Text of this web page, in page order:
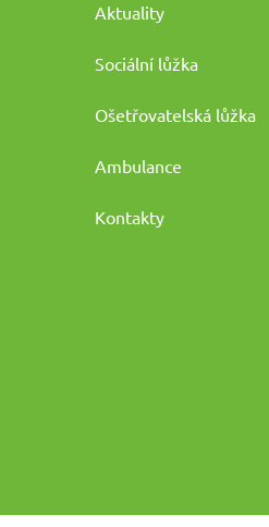
Aktuality
Sociální lůžka
Ošetřovatelská lůžka
Ambulance
Kontakty